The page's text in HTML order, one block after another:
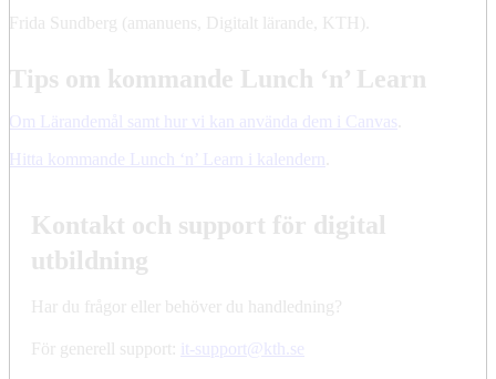
Frida Sundberg (amanuens, Digitalt lärande, KTH).
Tips om kommande Lunch ‘n’ Learn
Om Lärandemål samt hur vi kan använda dem i Canvas
Hitta kommande Lunch ‘n’ Learn i kalendern
Kontakt och support för digital
utbildning
Har du frågor eller behöver du handledning?
För generell support: it-support@kth.se